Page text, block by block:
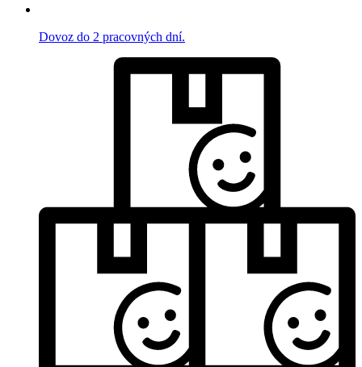
Dovoz do 2 pracovných dní.